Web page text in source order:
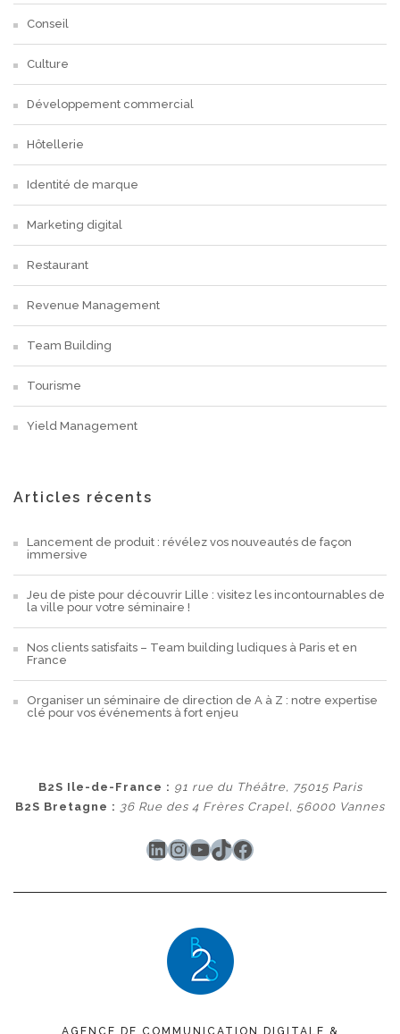
Conseil
Culture
Développement commercial
Hôtellerie
Identité de marque
Marketing digital
Restaurant
Revenue Management
Team Building
Tourisme
Yield Management
Articles récents
Lancement de produit : révélez vos nouveautés de façon
immersive
Jeu de piste pour découvrir Lille : visitez les incontournables de
la ville pour votre séminaire !
Nos clients satisfaits – Team building ludiques à Paris et en
France
Organiser un séminaire de direction de A à Z : notre expertise
clé pour vos événements à fort enjeu
B2S Ile-de-France : 91 rue du Théâtre, 75015 Paris
B2S Bretagne : 36 Rue des 4 Frères Crapel, 56000 Vannes
LinkedIn
Instagram
YouTube
TikTok
Facebook
AGENCE DE COMMUNICATION DIGITALE &